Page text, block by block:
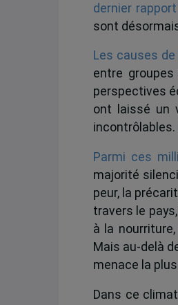
dernier
sont
Les causes
entre
perspectives
ont laissé un
Parmi ces
majorité
peur, la
travers le
à la
Mais au-delà
menace la
Dans ce